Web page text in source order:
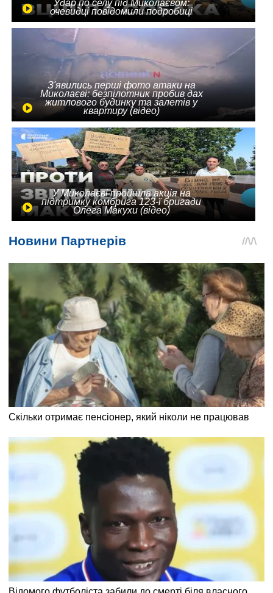
Удар по селу під Миколаєвом:
очевидці повідомили подробиці
З'явились перші фото атаки на
Миколаєві: безпілотник пробив дах
житлового будинку та залетів у
квартиру (відео)
У Миколаєві пройшла акція на
підтримку комбрига 123-ї бригади
Олега Макухи (відео)